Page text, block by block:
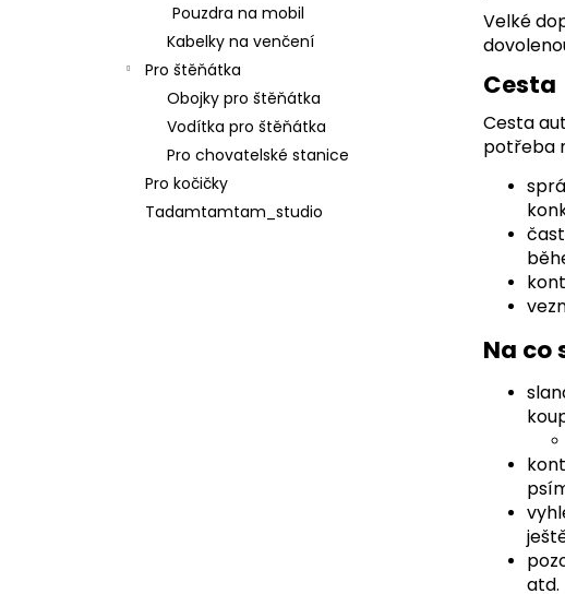
Pouzdra na mobil
Kabelky na venčení
Pro štěňátka
Obojky pro štěňátka
Vodítka pro štěňátka
Pro chovatelské stanice
Pro kočičky
Tadamtamtam_studio
Velké
Cesta
Cesta
potřeba
Na co
atd.